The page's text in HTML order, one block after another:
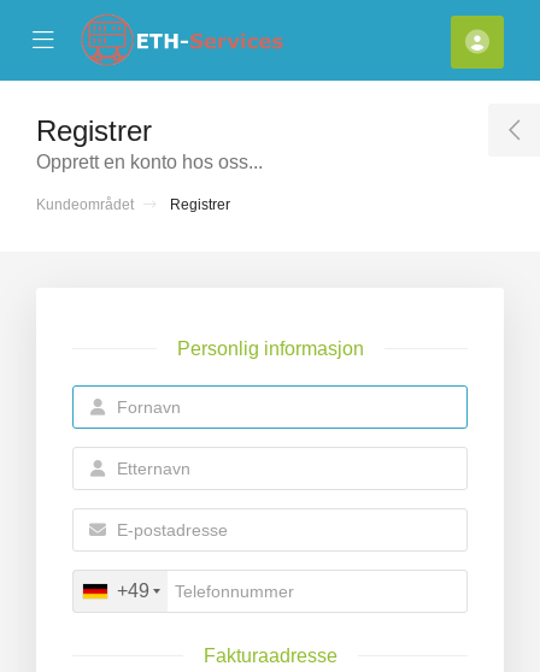
Mobile Menu
Mobile Menu
»
Registrer
Opprett en konto hos oss...
Kundeområdet Registrer
Personlig informasjon
+49
Fakturaadresse